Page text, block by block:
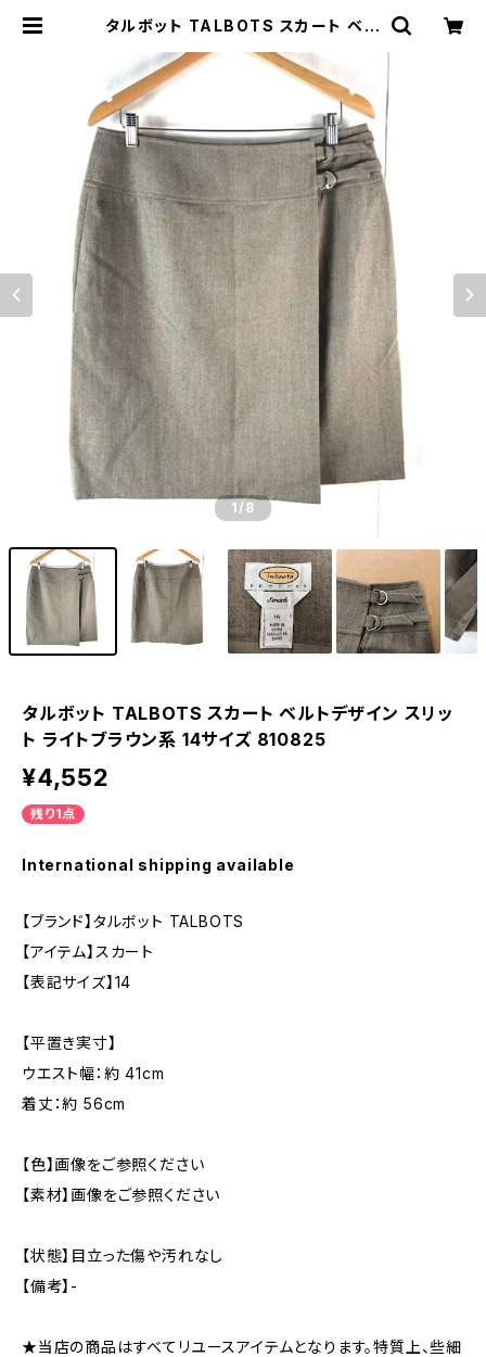
タルボット TALBOTS スカート ベル
14サイズ 810825 | Ethical Stor
1 /8
タルボット TALBOTS スカート ベルトデザイン スリッ
ト ライトブラウン系 14サイズ 810825
¥4,552
残り1点
International shipping available
【ブランド】タルボット TALBOTS
【アイテム】スカート
【表記サイズ】14
【平置き実寸】
ウエスト幅：約 41cm
着丈：約 56cm
【色】画像をご参照ください
【素材】画像をご参照ください
【状態】目立った傷や汚れなし
【備考】-
★当店の商品はすべてリユースアイテムとなります。特質上、些細